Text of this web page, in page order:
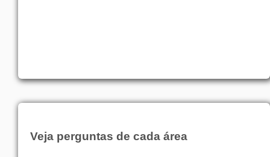
Veja perguntas de cada área